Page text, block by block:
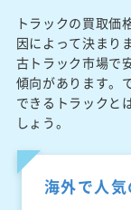
トラックの買取価
因によって決まり
古トラック市場で
傾向があります。
できるトラックと
しょう。
海外で人